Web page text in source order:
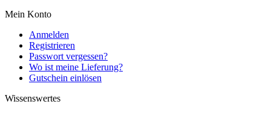
Mein Konto
Anmelden
Registrieren
Passwort vergessen?
Wo ist meine Lieferung?
Gutschein einlösen
Wissenswertes